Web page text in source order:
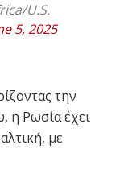
U.S.
5, 2025
την
η Ρωσία έχει
με